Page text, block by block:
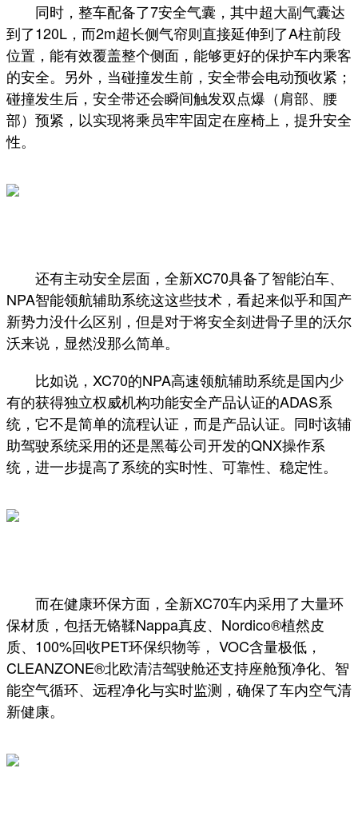
同时，整车配备了7安全气囊，其中超大副气囊达
到了120L，而2m超长侧气帘则直接延伸到了A柱前段
位置，能有效覆盖整个侧面，能够更好的保护车内乘客
的安全。另外，当碰撞发生前，安全带会电动预收紧；
碰撞发生后，安全带还会瞬间触发双点爆（肩部、腰
部）预紧，以实现将乘员牢牢固定在座椅上，提升安全
性。
还有主动安全层面，全新XC70具备了智能泊车、
NPA智能领航辅助系统这这些技术，看起来似乎和国产
新势力没什么区别，但是对于将安全刻进骨子里的沃尔
沃来说，显然没那么简单。
比如说，XC70的NPA高速领航辅助系统是国内少
有的获得独立权威机构功能安全产品认证的ADAS系
统，它不是简单的流程认证，而是产品认证。同时该辅
助驾驶系统采用的还是黑莓公司开发的QNX操作系
统，进一步提高了系统的实时性、可靠性、稳定性。
而在健康环保方面，全新XC70车内采用了大量环
保材质，包括无铬鞣Nappa真皮、Nordico®植然皮
质、100%回收PET环保织物等， VOC含量极低，
CLEANZONE®北欧清洁驾驶舱还支持座舱预净化、智
能空气循环、远程净化与实时监测，确保了车内空气清
新健康。